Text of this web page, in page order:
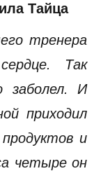
Тайца
тренера
Так
заболел. И
приходил
и
четыре он